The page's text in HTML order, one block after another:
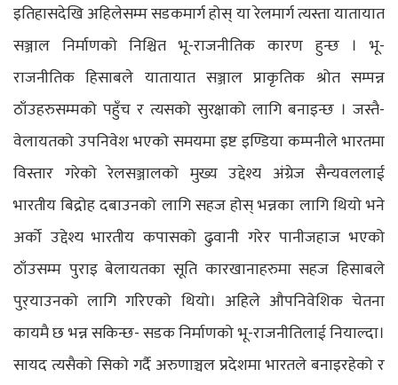
इतिहासदेखि अहिलेसम्म सडकमार्ग होस् या रेलमार्ग त्यस्ता यातायात
सञ्जाल निर्माणको निश्चित भू-राजनीतिक कारण हुन्छ । भू-
राजनीतिक हिसाबले यातायात सञ्जाल प्राकृतिक श्रोत सम्पन्न
ठाँउहरुसम्मको पहुँच र त्यसको सुरक्षाको लागि बनाइन्छ । जस्तै-
वेलायतको उपनिवेश भएको समयमा इष्ट इण्डिया कम्पनीले भारतमा
विस्तार गरेको रेलसञ्जालको मुख्य उद्देश्य अंग्रेज सैन्यवललाई
भारतीय बिद्रोह दबाउनको लागि सहज होस् भन्नका लागि थियो भने
अर्को उद्देश्य भारतीय कपासको ढुवानी गरेर पानीजहाज भएको
ठाँउसम्म पुराइ बेलायतका सूति कारखानाहरुमा सहज हिसाबले
पुर्‌याउनको लागि गरिएको थियो। अहिले औपनिवेशिक चेतना
कायमै छ भन्न सकिन्छ- सडक निर्माणको भू-राजनीतिलाई नियाल्दा।
सायद त्यसैको सिको गर्दै अरुणाञ्चल प्रदेशमा भारतले बनाइरहेको र